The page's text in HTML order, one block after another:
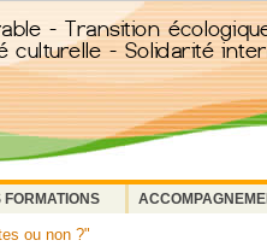
FORMATIONS
ou non ?"